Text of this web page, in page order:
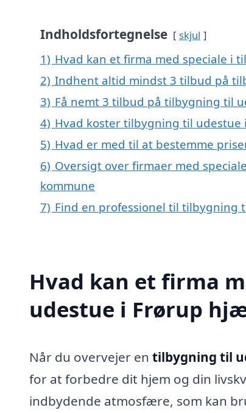
Indholdsfortegnelse skjul
1) Hvad kan et firma med speciale i
2) Indhent altid mindst 3 tilbud på
3) Få nemt 3 tilbud på tilbygning til
4) Hvad koster tilbygning til udestue
5) Hvad er med til at bestemme
6) Oversigt over firmaer med
kommune
7) Find en professionel til tilbygning
Hvad kan et firma
udestue i Frørup
Når du overvejer en tilbygning til
for at forbedre dit hjem og din
indbydende atmosfære, som kan